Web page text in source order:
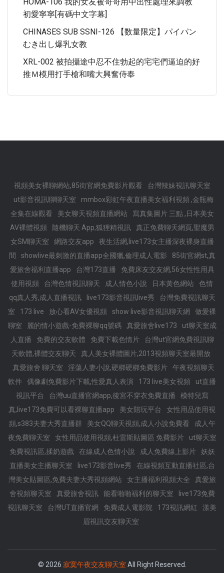
初愛寧寧[有碼中文字幕]
CHINASES SUB SSNI-126 【数量限定】パイパン
むき出し爆乳女教
XRL-002 被拍攝途中忍不住勃起的宅宅們逼迫的好
推Ｍ模用打手槍和嘴大興奮侍奉
視頻美女裸聊網站,85街官網免費影片觀看
台灣辣妹視訊聊天室
ut影音視訊聊聊天室
mmbox彩虹午夜直播美女福利視頻 ,金瓶梅
全集在線觀看
美女聊天視頻直播網站
寫真集圖片 三點 ,日本美女
AV裸體視頻
隨機聊天 App,狐狸精視訊
真正免費聊天網頁,聖魔男
女SM聊天室
網路交友app
夜生活網,live173女主播深夜裸身直播
間
showlive最刺激的直播app全國獵,倫理成人電影
85街官網st,真
愛旅舍福利直播app
台灣173直播
免費床友交友網,56女性性用具
使用視頻
台灣色情視訊聊天 成人情色小說 日本黃色網站
色情
qq真人秀,成人直播視訊
live173影音視訊live秀
台灣免費視訊聊天
室
173 live 放心看AV女優視頻 show live影音視訊聊天網
做愛裸
聊室
麗的情小遊戲-免費裸聊qq號碼 真愛旅舍live173
ut聊天室成
人直播
免費的交友軟體 免費下載色情片
台灣ut官網免費視訊聊
天軟體,裸體交友聊天
真人美女裸體圖片,2013視頻聊天室最開放
真愛旅舍 聊天室
淫蕩人妻小說,硬梆硬梆免費影片
午夜視頻聊天
軟件
偶像劇免費影片下載,性愛真人表演 173 live美女視頻
ut直播
視訊平台
台灣uu直播官網app,後宮不穿衣免費直播
模特兒寫
真,live173免費可以看裸聊直播app
美女陪玩平台
女性用品使用視
頻,s383夫妻大秀直播群
美女QQ聊天視頻,成人小說免費看
成人午
夜免費聊天室
女性用品使用視頻,杜雷斯貼圖區 免費影片
ut聊天室
免費視訊區,揉奶遊戲
在線成人色情小說 成人免費線上影片
妖妖
直播美女主播聊天室
live173影音live秀
在線視頻互動直播社區,台
灣美女貼圖區,免費夫妻大秀視頻網站
女主播福利視頻大全
真愛旅
舍視頻聊天室
真愛旅舍視訊 能看啪啪福利的聊天室
live173免費
視訊聊天室
台灣UT直播官網 免費成人電影院 173視訊網紅
漾美
眉視訊交友聊天室
© 2026 寂寞午夜交友聊天室 All Right Reserved.